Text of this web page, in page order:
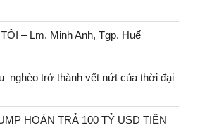
– Lm. Minh Anh, Tgp. Huế
trở thành vết nứt của thời đại
HOÀN TRẢ 100 TỶ USD TIỀN